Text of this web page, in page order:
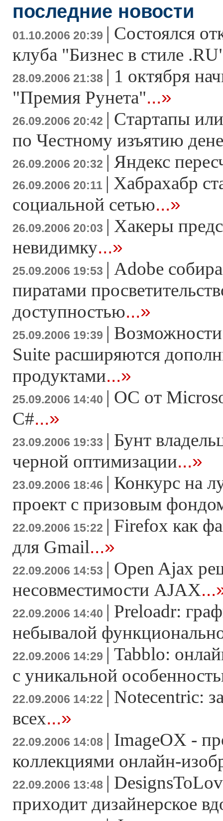
последние новости
01.10.2006 20:39 | Состоялся
клуба "Бизнес в стиле
28.09.2006 21:38 | 1 октября
"Премия Рунета"...»
26.09.2006 20:42 | Стартапы
по Честному изъятию
26.09.2006 20:32 | Яндекс
26.09.2006 20:11 | Хабрахабр
социальной сетью...»
26.09.2006 20:03 | Хакеры
невидимку...»
25.09.2006 19:53 | Adobe
пиратами
доступностью...»
25.09.2006 19:39 |
Suite расширяются
продуктами...»
25.09.2006 14:40 | ОС от
C#...»
23.09.2006 19:33 | Бунт
черной оптимизации...»
23.09.2006 18:46 | Конкурс на
проект с призовым
22.09.2006 15:22 | Firefox как
для Gmail...»
22.09.2006 14:53 | Open Ajax
несовместимости AJAX
22.09.2006 14:40 | Preloadr:
небывалой
22.09.2006 14:29 | Tabblo:
с уникальной
22.09.2006 14:22 | Notecentric:
всех...»
22.09.2006 14:08 | ImageOX -
коллекциями онлайн-
22.09.2006 13:48 |
приходит дизайнерское